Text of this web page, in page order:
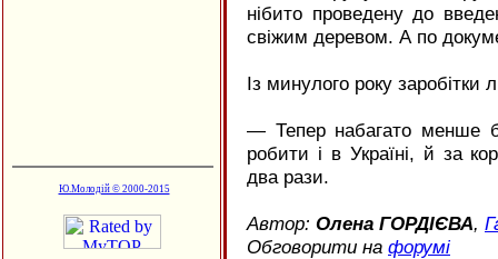
Ю.Молодій © 2000-2015
нібито проведену до
свіжим деревом. А по
Із минулого року заробітки
— Тепер набагато менше
робити і в Україні, й за
два рази.
Автор: Олена ГОРДІЄВА,
Обговорити на форумі